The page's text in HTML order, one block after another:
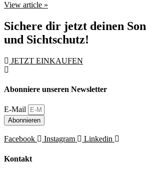
View article »
Sichere dir jetzt deinen
und Sichtschutz!
JETZT EINKAUFEN
Abonniere unseren Newsletter
E-Mail
Abonnieren
Facebook Instagram Linkedin
Kontakt